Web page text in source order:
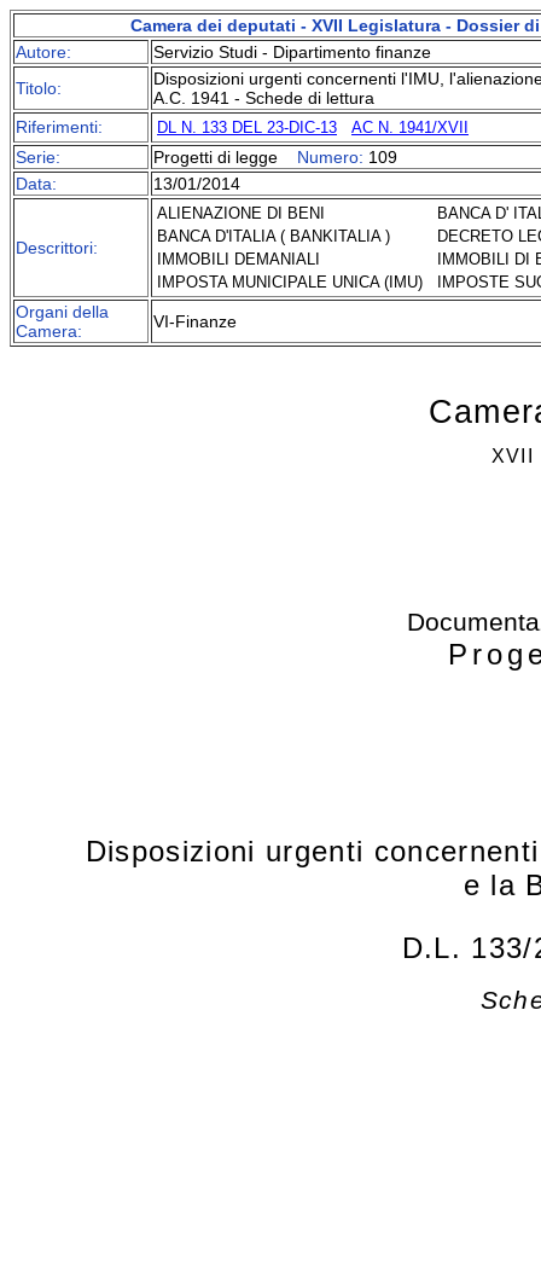
Camera dei deputati - XVII Legislatura - Dossier
Autore:
Servizio Studi - Dipartimento finanze
Titolo:
Disposizioni urgenti concernenti l'IMU,
A.C. 1941 - Schede di lettura
Riferimenti:
DL N. 133 DEL 23-DIC-13 AC N. 1941/XVII
Serie: Progetti di legge Numero: 109
Data:
13/01/2014
Descrittori:
ALIENAZIONE DI BENI
BANCA D'
BANCA D'ITALIA ( BANKITALIA )
DECRETO
IMMOBILI DEMANIALI
IMMOBILI DI
IMPOSTA MUNICIPALE UNICA (IMU)
IMPOSTE
Organi della
Camera:
VI-Finanze
XVII
Disposizioni urgenti
e la
D.L.